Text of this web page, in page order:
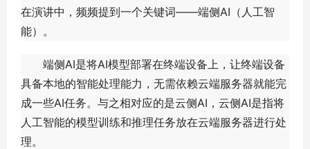
在演讲中，频频提到一个关键词——端侧AI（人工智
能）。
端侧AI是将AI模型部署在终端设备上，让终端设备
具备本地的智能处理能力，无需依赖云端服务器就能完
成一些AI任务。与之相对应的是云侧AI，云侧AI是指将
人工智能的模型训练和推理任务放在云端服务器进行处
理。